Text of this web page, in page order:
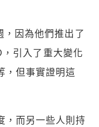
因為他們推出了
引入了重大變化
，但事實證明這
，而另一些人則持